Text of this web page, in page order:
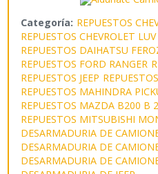
Categoría: REPUESTOS
REPUESTOS CHEVROLET
REPUESTOS DAIHATSU
REPUESTOS FORD RANGER
REPUESTOS JEEP
REPUESTOS MAHINDRA
REPUESTOS MAZDA B200 B
REPUESTOS MITSUBISHI
DESARMADURIA DE
DESARMADURIA DE
DESARMADURIA DE